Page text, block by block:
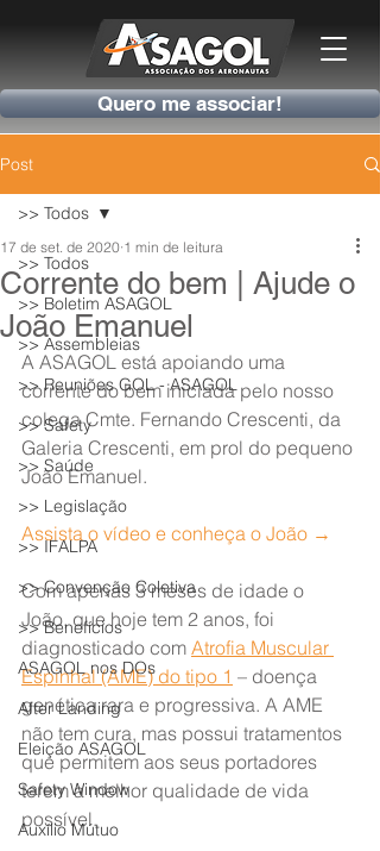
Quero me associar!
Post
>> Todos
>> Boletim ASAGOL
>> Assembleias
>> Reuniões GOL - ASAGOL
>> Safety
>> Saúde
>> Legislação
>> IFALPA
>> Convenção Coletiva
>> Benefícios
ASAGOL nos DOs
After Landing
Eleição ASAGOL
Safety Window
Auxílio Mútuo
>> Todos
Corrente do bem | Ajude o
João Emanuel
17 de set. de 2020 1 min de leitura
A ASAGOL está apoiando uma
corrente do bem iniciada pelo nosso
colega Cmte. Fernando Crescenti, da
Galeria Crescenti, em prol do pequeno
João Emanuel.
Assista o vídeo e conheça o João →
Com apenas 3 meses de idade o
João, que hoje tem 2 anos, foi
diagnosticado com Atrofia Muscular
Espinhal (AME) do tipo 1 – doença
genética rara e progressiva. A AME
não tem cura, mas possui tratamentos
que permitem aos seus portadores
terem a melhor qualidade de vida
possível.